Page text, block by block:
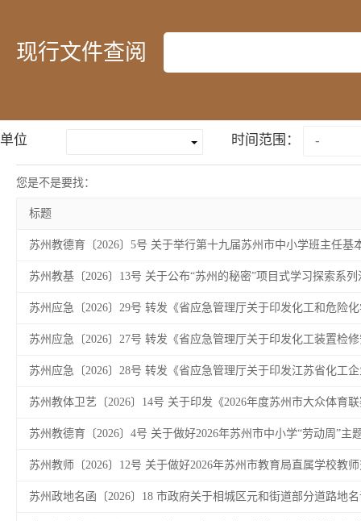
现行文件查阅
单位 时间范围：
您是不是要找：
标题
苏州教德育〔2026〕5号 关于举行第十九届苏州市中小学班主任基
苏州教基〔2026〕13号 关于公布“苏州的秘密”项目式学习探索系
苏州应急〔2026〕29号 转发《省应急管理厅关于印发化工和危险
苏州应急〔2026〕27号 转发《省应急管理厅关于印发化工装置检
苏州教体卫艺〔2026〕14号 关于印发《2026年度苏州市大众体育
苏州教德育〔2026〕4号 关于做好2026年苏州市中小学“劳动周”主
苏州教师〔2026〕12号 关于做好2026年苏州市教育局直属学校教
苏州政地名函〔2026〕18 市政府关于相城区元和街道部分道路地